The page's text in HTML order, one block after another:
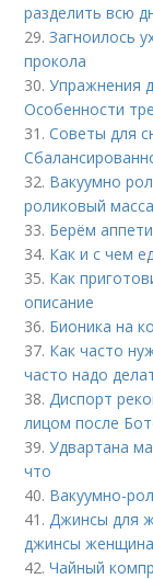
разделить всю
29.Загноилось
прокола
30.Упражнения
Особенности
31.Советы для
32. Вакуумно
роликовый
33. Берём
34. Как и с чем
35. Как
описание
36. Бионика на
37. Как часто
часто надо
38.Диспорт
лицом после
39.Удвартана
что
40. Вакуумно-
41.Джинсы для
джинсы
42.Чайный